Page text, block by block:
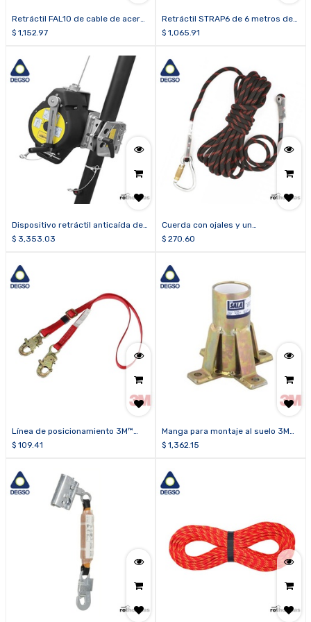
Retráctil FAL10 de cable de acero
de 10 metros
$ 1,152.97
Retráctil STRAP6 de 6 metros de
cinta
$ 1,065.91
Dispositivo retráctil anticaída de
25 m de cable
$ 3,353.03
Cuerda con ojales y un
mosquetón 20m
$ 270.60
Línea de posicionamiento 3M™
Protecta® PRO™ 1385301
$ 109.41
Manga para montaje al suelo 3M™
DBI-SALA® 8516190
$ 1,362.15